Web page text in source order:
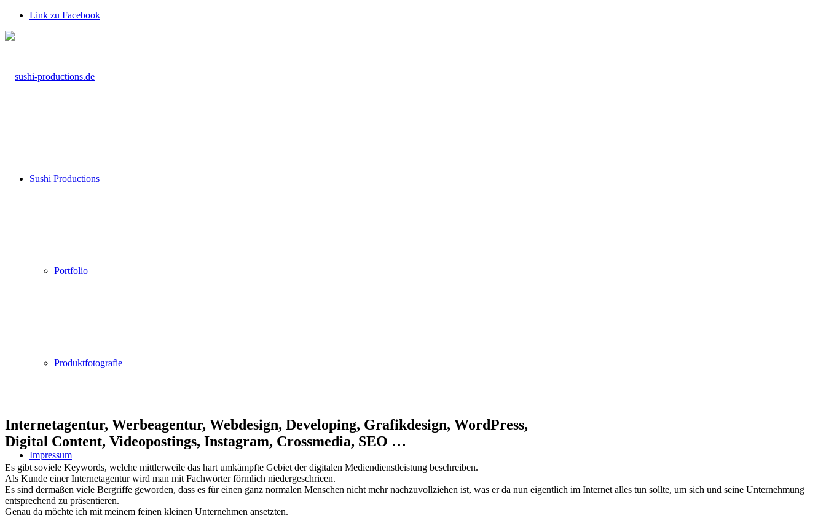
Link zu Facebook
Sushi Productions
Portfolio
Produktfotografie
Impressum
Internetagentur, Werbeagentur, Webdesign, Developing, Grafikdesign, WordPress,
Digital Content, Videopostings, Instagram, Crossmedia, SEO …
Es gibt soviele Keywords, welche mittlerweile das hart umkämpfte Gebiet der digitalen Mediendienstleistung beschreiben.
Als Kunde einer Internetagentur wird man mit Fachwörter förmlich niedergeschrieen.
Es sind dermaßen viele Bergriffe geworden, dass es für einen ganz normalen Menschen nicht mehr nachzuvollziehen ist, was er da nun eigentlich im Internet alles tun sollte, um sich und seine Unternehmung
entsprechend zu präsentieren.
Genau da möchte ich mit meinem feinen kleinen Unternehmen ansetzten.